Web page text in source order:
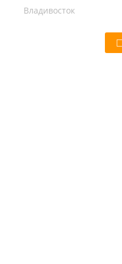
Владивосток